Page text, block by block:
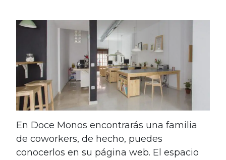
En Doce Monos encontrarás una familia
de coworkers, de hecho, puedes
conocerlos en su página web. El espacio